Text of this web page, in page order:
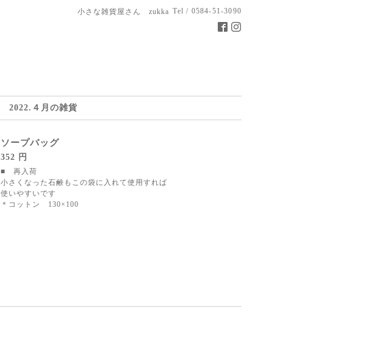
小さな雑貨屋さん zukka Tel / 0584-51-3090
2022.４月の雑貨
ソープバッグ
352 円
■ 再入荷
小さくなった石鹸もこの袋に入れて使用すれば
使いやすいです
＊コットン 130×100